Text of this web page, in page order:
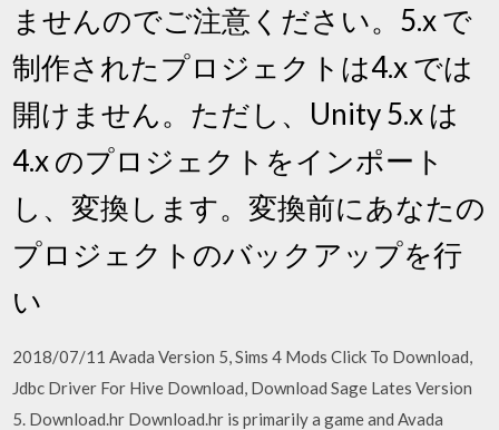
ませんのでご注意ください。5.x で
制作されたプロジェクトは4.x では
開けません。ただし、Unity 5.x は
4.x のプロジェクトをインポート
し、変換します。変換前にあなたの
プロジェクトのバックアップを行
い
2018/07/11 Avada Version 5, Sims 4 Mods Click To Download,
Jdbc Driver For Hive Download, Download Sage Lates Version
5. Download.hr Download.hr is primarily a game and Avada